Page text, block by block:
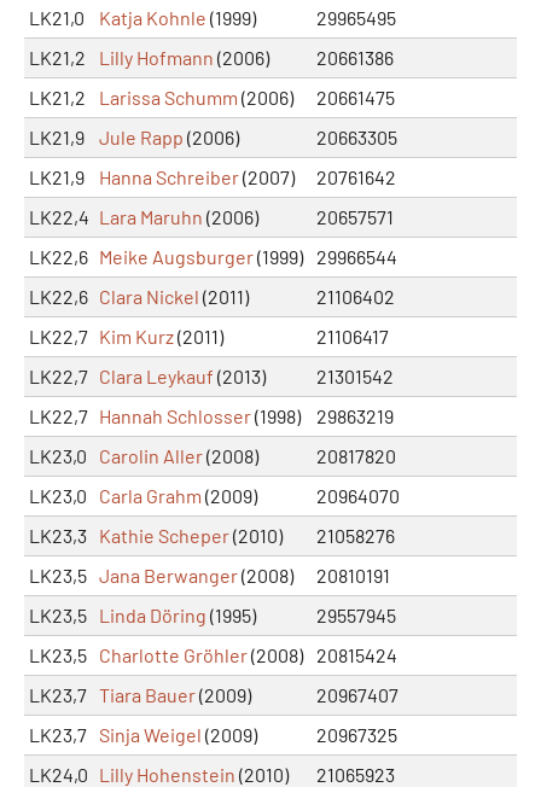
LK21,0 Katja Kohnle (1999)
29965495
LK21,2
Lilly Hofmann (2006)
20661386
LK21,2
Larissa Schumm (2006)
20661475
LK21,9
Jule Rapp (2006)
20663305
LK21,9
Hanna Schreiber(2007)
20761642
LK22,4 Lara Maruhn (2006)
20657571
LK22,6 Meike Augsburger(1999)
29966544
LK22,6 Clara Nickel (2011)
21106402
LK22,7 Kim Kurz(2011)
21106417
LK22,7 Clara Leykauf (2013)
21301542
LK22,7 Hannah Schlosser(1998)
29863219
LK23,0
Carolin Aller(2008)
20817820
LK23,0
Carla Grahm (2009)
20964070
LK23,3 Kathie Scheper(2010)
21058276
LK23,5 Jana Berwanger(2008)
20810191
LK23,5 Linda Döring (1995)
29557945
LK23,5 Charlotte Gröhler(2008)
20815424
LK23,7 Tiara Bauer(2009)
20967407
LK23,7 Sinja Weigel (2009)
20967325
LK24,0 Lilly Hohenstein (2010)
21065923